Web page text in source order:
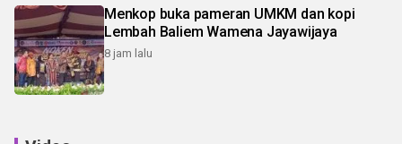
Menkop buka pameran UMKM dan kopi
Lembah Baliem Wamena Jayawijaya
8 jam lalu